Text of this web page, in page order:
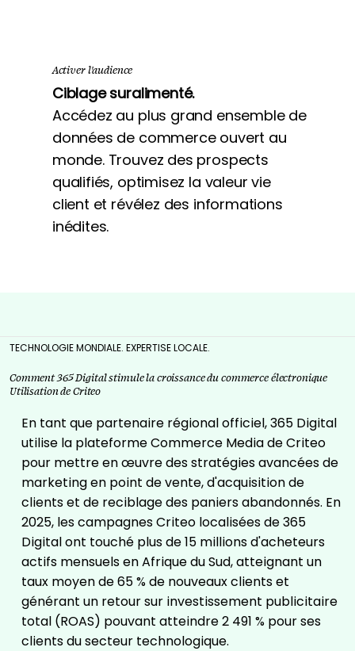
Activer l'audience
Ciblage suralimenté.
Accédez au plus grand ensemble de
données de commerce ouvert au
monde. Trouvez des prospects
qualifiés, optimisez la valeur vie
client et révélez des informations
inédites.
TECHNOLOGIE MONDIALE. EXPERTISE LOCALE.
Comment 365 Digital stimule la croissance du commerce électronique
Utilisation de Criteo
En tant que partenaire régional officiel, 365 Digital
utilise la plateforme Commerce Media de Criteo
pour mettre en œuvre des stratégies avancées de
marketing en point de vente, d'acquisition de
clients et de reciblage des paniers abandonnés. En
2025, les campagnes Criteo localisées de 365
Digital ont touché plus de 15 millions d'acheteurs
actifs mensuels en Afrique du Sud, atteignant un
taux moyen de 65 % de nouveaux clients et
générant un retour sur investissement publicitaire
total (ROAS) pouvant atteindre 2 491 % pour ses
clients du secteur technologique.